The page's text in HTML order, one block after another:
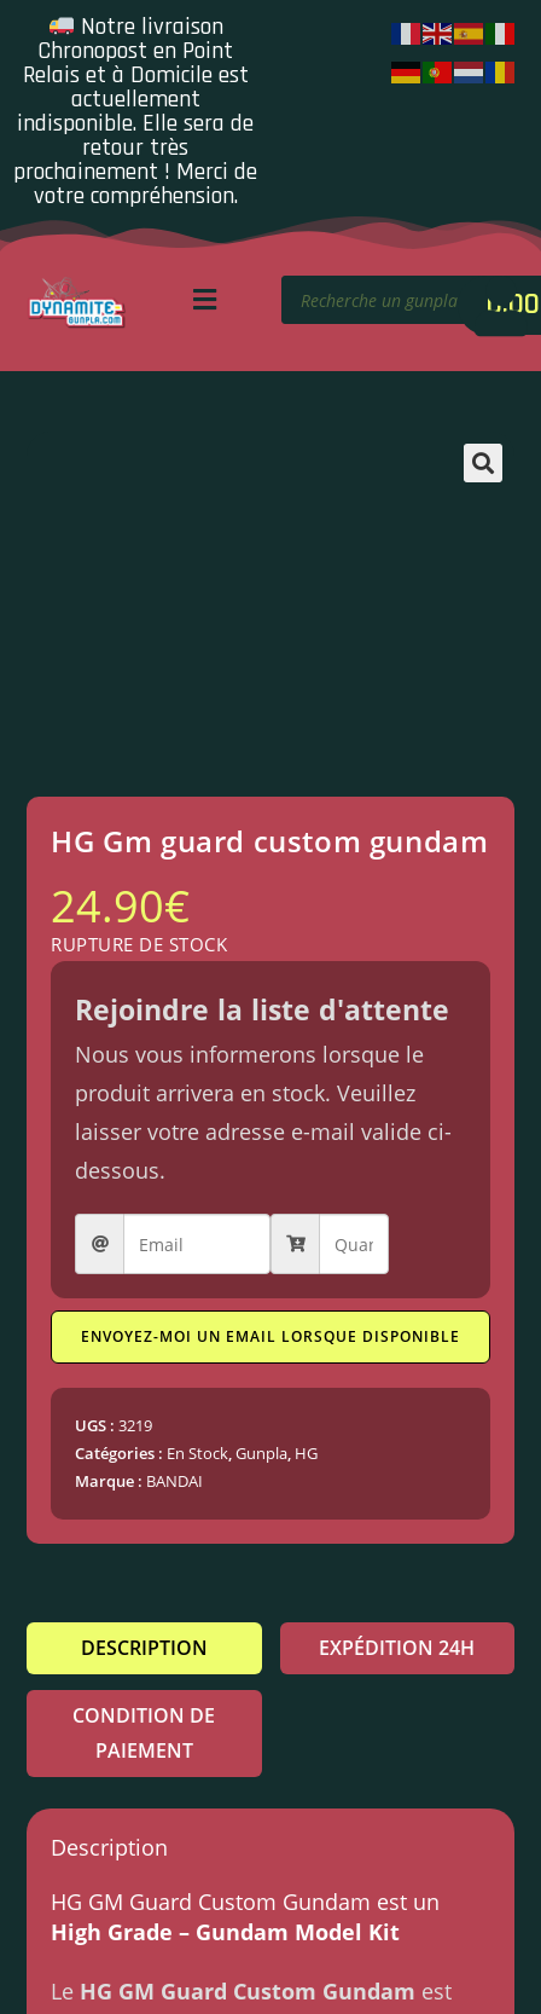
Notre livraison
Chronopost en Point
Relais et à Domicile est
actuellement
indisponible. Elle sera de
retour très
prochainement ! Merci de
votre compréhension.
0.00
HG Gm guard custom gundam
24.90€
RUPTURE DE STOCK
Rejoindre la liste d'attente
Nous vous informerons lorsque le
produit arrivera en stock. Veuillez
laisser votre adresse e-mail valide ci-
dessous.
ENVOYEZ-MOI UN EMAIL LORSQUE DISPONIBLE
UGS :3219
Catégories : En Stock,Gunpla, HG
Marque : BANDAI
DESCRIPTION EXPÉDITION 24H
CONDITION DE
PAIEMENT
Description
HG GM Guard Custom Gundam est un
High Grade – Gundam Model Kit
Le HG GM Guard Custom Gundam est